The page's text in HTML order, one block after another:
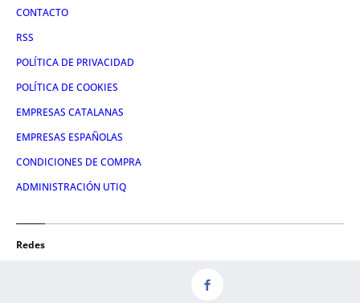
CONTACTO
RSS
POLÍTICA DE PRIVACIDAD
POLÍTICA DE COOKIES
EMPRESAS CATALANAS
EMPRESAS ESPAÑOLAS
CONDICIONES DE COMPRA
ADMINISTRACIÓN UTIQ
Redes